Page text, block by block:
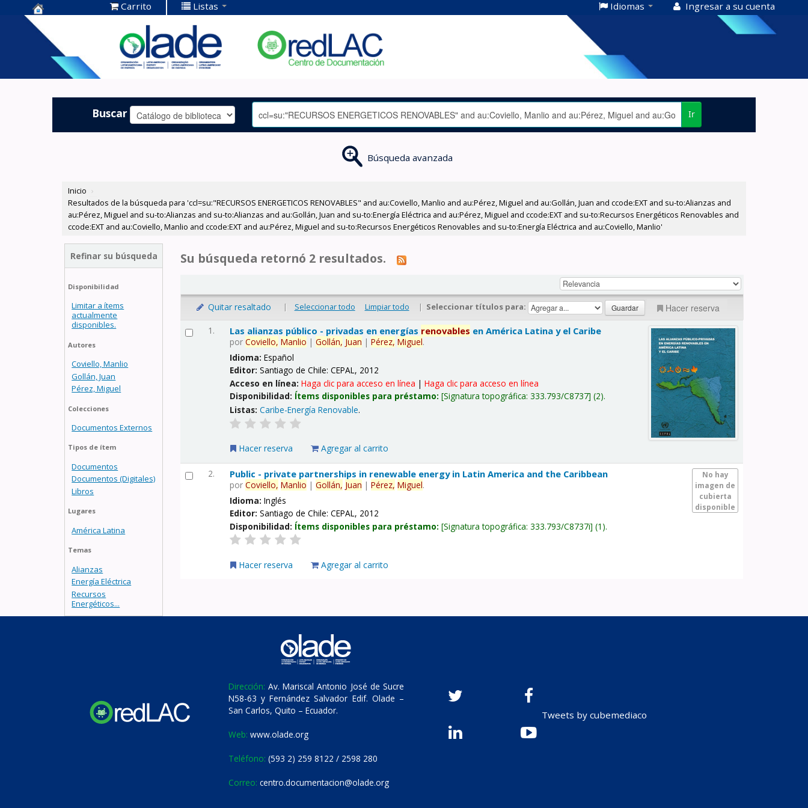
Centro de
Documentación
OLADE -
Carrito Listas Idiomas Ingresar a su cuenta
Buscar Ir
Búsqueda avanzada
Inicio ›
Resultados de la búsqueda para 'ccl=su:"RECURSOS ENERGETICOS RENOVABLES" and au:Coviello, Manlio and au:Pérez, Miguel and au:Gollán, Juan and ccode:EXT and su-to:Alianzas and
au:Pérez, Miguel and su-to:Alianzas and su-to:Alianzas and au:Gollán, Juan and su-to:Energía Eléctrica and au:Pérez, Miguel and ccode:EXT and su-to:Recursos Energéticos Renovables and
ccode:EXT and au:Coviello, Manlio and ccode:EXT and au:Pérez, Miguel and su-to:Recursos Energéticos Renovables and su-to:Energía Eléctrica and au:Coviello, Manlio'
Refinar su búsqueda
Disponibilidad
Limitar a ítems
actualmente
disponibles.
Autores
Coviello, Manlio
Gollán, Juan
Pérez, Miguel
Colecciones
Documentos Externos
Tipos de ítem
Documentos
Documentos (Digitales)
Libros
Lugares
América Latina
Temas
Alianzas
Energía Eléctrica
Recursos
Energéticos...
Su búsqueda retornó 2 resultados.
Quitar resaltado | Seleccionar todo Limpiar todo | Seleccionar títulos para: Hacer reserva
1. Las alianzas público - privadas en energías renovables en América Latina y el Caribe
porCoviello, Manlio |Gollán, Juan |Pérez, Miguel.
Idioma:Español
Editor:Santiago de Chile: CEPAL, 2012
Acceso en línea:Haga clic para acceso en línea |Haga clic para acceso en línea
Disponibilidad: Ítems disponibles para préstamo: Signatura topográfica:333.793/C8737 (2).
Listas: Caribe-Energía Renovable.
Hacer reserva Agregar al carrito
2.
No hay
imagen de
cubierta
disponible
Public - private partnerships in renewable energy in Latin America and the Caribbean
porCoviello, Manlio |Gollán, Juan |Pérez, Miguel.
Idioma:Inglés
Editor:Santiago de Chile: CEPAL, 2012
Disponibilidad: Ítems disponibles para préstamo: Signatura topográfica:333.793/C8737i (1).
Hacer reserva Agregar al carrito
Dirección: Av. Mariscal Antonio José de Sucre
N58-63 y Fernández Salvador Edif. Olade –
San Carlos, Quito – Ecuador.
Web: www.olade.org
Teléfono: (593 2) 259 8122 / 2598 280
Correo: centro.documentacion@olade.org
Tweets by cubemediaco